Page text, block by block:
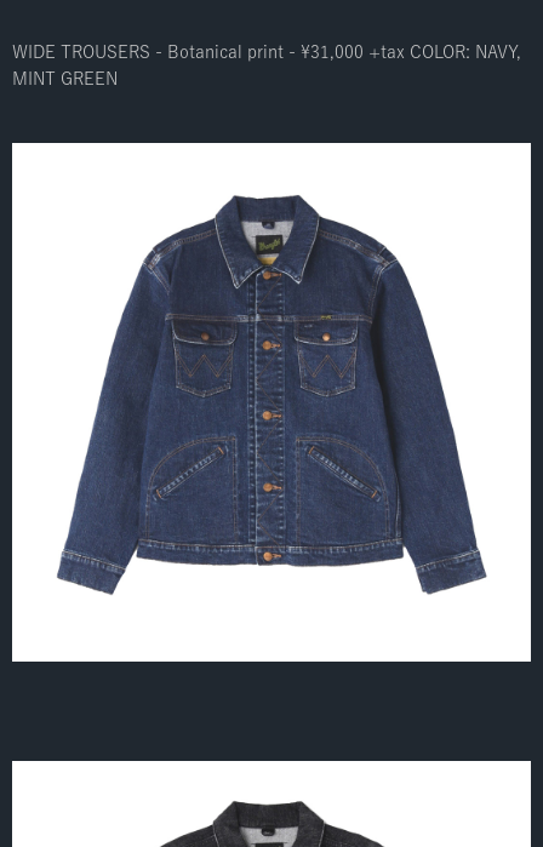
WIDE TROUSERS - Botanical print - ¥31,000 +tax COLOR: NAVY,
MINT GREEN